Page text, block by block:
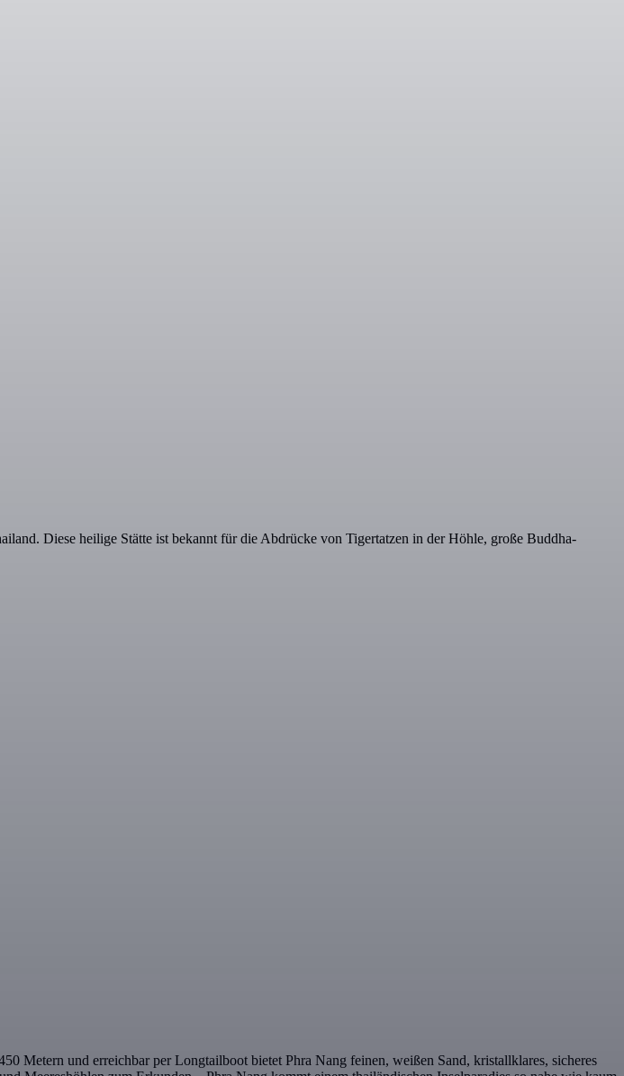
Diese heilige Stätte ist bekannt für die Abdrücke von Tigertatzen in der Höhle, große Buddha-
Metern und erreichbar per Longtailboot bietet Phra Nang feinen, weißen Sand, kristallklares, sicheres